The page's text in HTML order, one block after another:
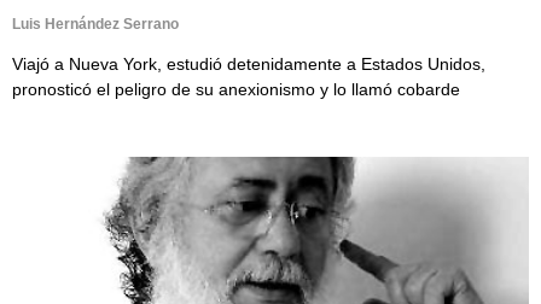
Luis Hernández Serrano
Viajó a Nueva York, estudió detenidamente a Estados Unidos,
pronosticó el peligro de su anexionismo y lo llamó cobarde